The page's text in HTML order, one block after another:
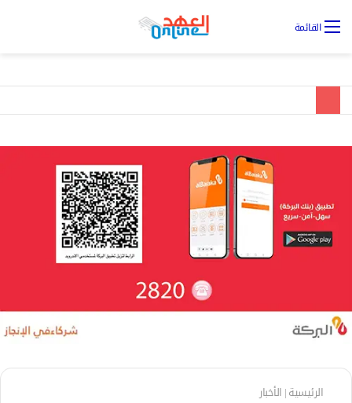
القائمة
الرئيسية| الأخبار